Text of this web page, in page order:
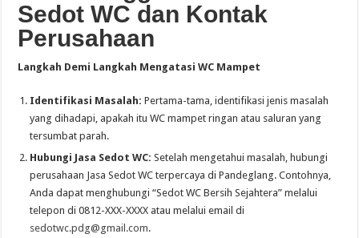
Sedot WC dan Kontak
Perusahaan
Langkah Demi Langkah Mengatasi WC Mampet
Identifikasi Masalah: Pertama-tama, identifikasi jenis masalah
yang dihadapi, apakah itu WC mampet ringan atau saluran yang
tersumbat parah.
Hubungi Jasa Sedot WC: Setelah mengetahui masalah, hubungi
perusahaan Jasa Sedot WC terpercaya di Pandeglang. Contohnya,
Anda dapat menghubungi “Sedot WC Bersih Sejahtera” melalui
telepon di 0812-XXX-XXXX atau melalui email di
sedotwc.pdg@gmail.com.